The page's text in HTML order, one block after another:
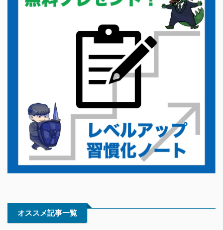
オススメ記事一覧